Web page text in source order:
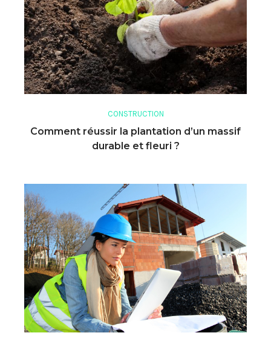
CONSTRUCTION
Comment réussir la plantation d’un massif
durable et fleuri ?